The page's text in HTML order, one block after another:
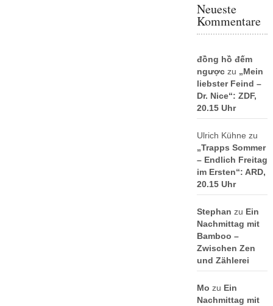
Neueste
Kommentare
đồng hồ đếm
ngượczu „Mein
liebster Feind –
Dr. Nice“: ZDF,
20.15 Uhr
Ulrich Kühne zu
„Trapps Sommer
– Endlich Freitag
im Ersten“: ARD,
20.15 Uhr
Stephan zu Ein
Nachmittag mit
Bamboo –
Zwischen Zen
und Zählerei
Mo zu Ein
Nachmittag mit